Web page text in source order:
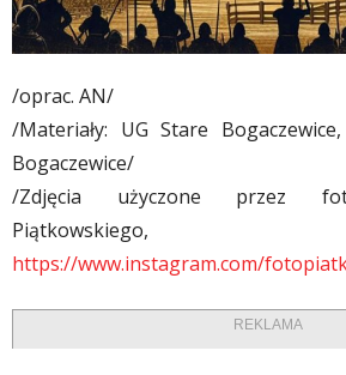
/oprac. AN/
/Materiały: UG Stare
Bogaczewice/
/Zdjęcia użyczone przez
Piątkowskiego,
https://www.instagram.com/
REKLAMA